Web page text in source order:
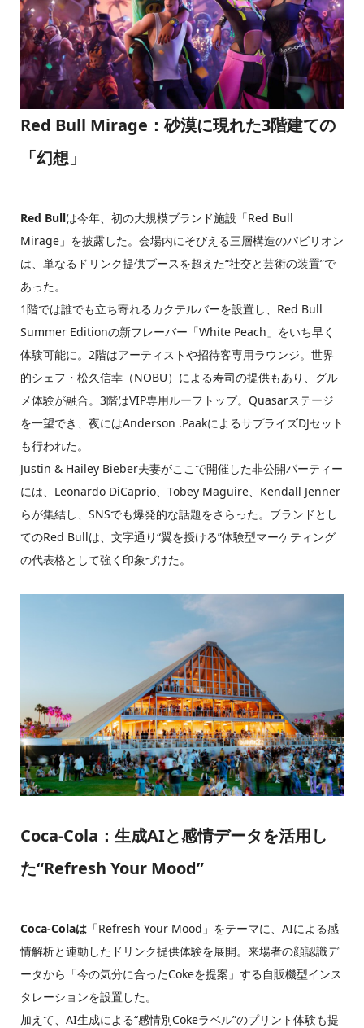
Red Bull Mirage：砂漠に現れた3階建ての
「幻想」
Red Bullは今年、初の大規模ブランド施設「Red Bull
Mirage」を披露した。会場内にそびえる三層構造のパビリオン
は、単なるドリンク提供ブースを超えた“社交と芸術の装置”で
あった。
1階では誰でも立ち寄れるカクテルバーを設置し、Red Bull
Summer Editionの新フレーバー「White Peach」をいち早く
体験可能に。2階はアーティストや招待客専用ラウンジ。世界
的シェフ・松久信幸（NOBU）による寿司の提供もあり、グル
メ体験が融合。3階はVIP専用ルーフトップ。Quasarステージ
を一望でき、夜にはAnderson .PaakによるサプライズDJセット
も行われた。
Justin & Hailey Bieber夫妻がここで開催した非公開パーティー
には、Leonardo DiCaprio、Tobey Maguire、Kendall Jenner
らが集結し、SNSでも爆発的な話題をさらった。ブランドとし
てのRed Bullは、文字通り“翼を授ける”体験型マーケティング
の代表格として強く印象づけた。
Coca-Cola：生成AIと感情データを活用し
た“Refresh Your Mood”
Coca-Colaは「Refresh Your Mood」をテーマに、AIによる感
情解析と連動したドリンク提供体験を展開。来場者の顔認識デ
ータから「今の気分に合ったCokeを提案」する自販機型インス
タレーションを設置した。
加えて、AI生成による“感情別Cokeラベル”のプリント体験も提